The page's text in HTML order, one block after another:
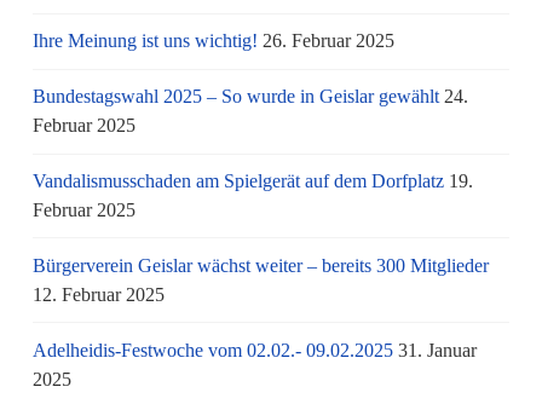
Ihre Meinung ist uns wichtig! 26. Februar 2025
Bundestagswahl 2025 – So wurde in Geislar gewählt 24.
Februar 2025
Vandalismusschaden am Spielgerät auf dem Dorfplatz 19.
Februar 2025
Bürgerverein Geislar wächst weiter – bereits 300 Mitglieder
12. Februar 2025
Adelheidis-Festwoche vom 02.02.- 09.02.2025 31. Januar
2025